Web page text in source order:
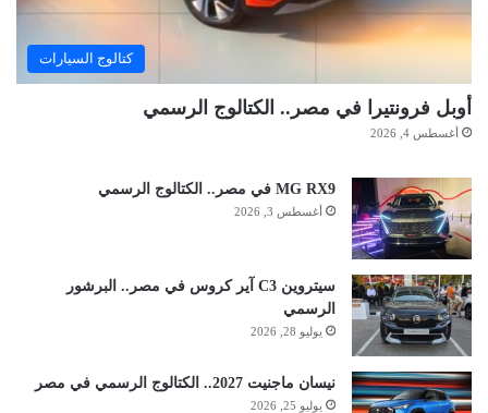
كتالوج السيارات
أوبل فرونتيرا في مصر.. الكتالوج الرسمي
أغسطس 4, 2026
MG RX9 في مصر.. الكتالوج الرسمي
أغسطس 3, 2026
سيتروين C3 آير كروس في مصر.. البرشور
الرسمي
يوليو 28, 2026
نيسان ماجنيت 2027.. الكتالوج الرسمي في مصر
يوليو 25, 2026